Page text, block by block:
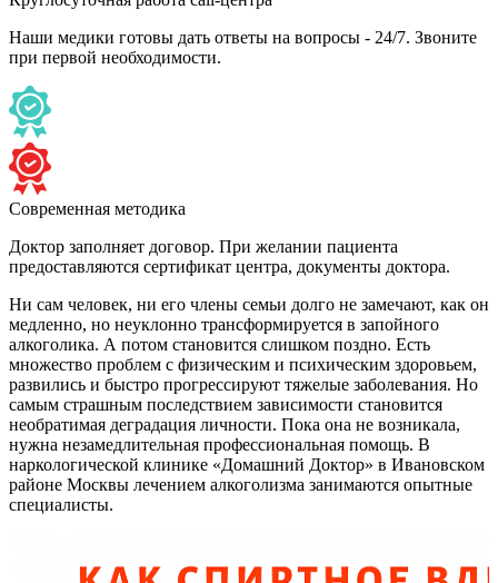
Наши медики готовы дать ответы на вопросы - 24/7. Звоните
при первой необходимости.
Современная методика
Доктор заполняет договор. При желании пациента
предоставляются сертификат центра, документы доктора.
Ни сам человек, ни его члены семьи долго не замечают, как он
медленно, но неуклонно трансформируется в запойного
алкоголика. А потом становится слишком поздно. Есть
множество проблем с физическим и психическим здоровьем,
развились и быстро прогрессируют тяжелые заболевания. Но
самым страшным последствием зависимости становится
необратимая деградация личности. Пока она не возникала,
нужна незамедлительная профессиональная помощь. В
наркологической клинике «Домашний Доктор» в Ивановском
районе Москвы лечением алкоголизма занимаются опытные
специалисты.